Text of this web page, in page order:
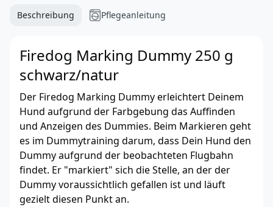
Beschreibung Pflegeanleitung
Firedog Marking Dummy 250 g
schwarz/natur
Der Firedog Marking Dummy erleichtert Deinem
Hund aufgrund der Farbgebung das Auffinden
und Anzeigen des Dummies. Beim Markieren geht
es im Dummytraining darum, dass Dein Hund den
Dummy aufgrund der beobachteten Flugbahn
findet. Er "markiert" sich die Stelle, an der der
Dummy voraussichtlich gefallen ist und läuft
gezielt diesen Punkt an.